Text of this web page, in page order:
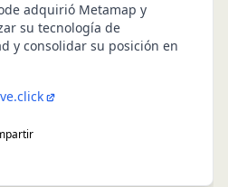
adquirió Metamap y
su tecnología de
y consolidar su posición en